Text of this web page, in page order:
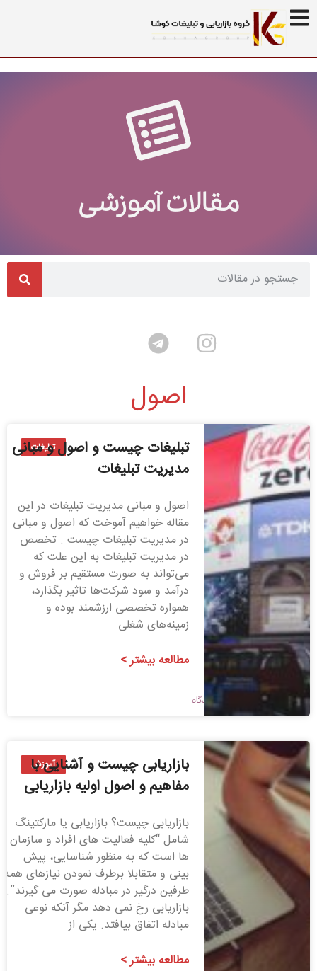
مقالات آموزشی
اصول
تبلیغات
تبلیغات چیست و اصول و مبانی
مدیریت تبلیغات
اصول و مبانی مدیریت تبلیغات در این
مقاله خواهیم آموخت که اصول و مبانی
در مدیریت تبلیغات چیست . تخصص
در مدیریت تبلیغات به این علت که
می‌تواند به صورت مستقیم بر فروش و
درآمد و سود شرکت‌ها تاثیر بگذارد،
همواره تخصصی ارزشمند بوده و
زمینه‌های شغلی
مطالعه بیشتر >
1398/09/09 بدون دیدگاه
آموزش
بازاریابی چیست و آشنایی با
مفاهیم و اصول اولیه بازاریابی
بازاریابی چیست؟ بازاریابی یا مارکتینگ
شامل “کلیه فعالیت های افراد و سازمان
ها است که به منظور شناسایی، پیش
بینی و متقابلا برطرف نمودن نیازهای همه
طرفین درگیر در مبادله صورت می گیرند”.
بازاریابی رخ نمی دهد مگر آنکه نوعی
مبادله اتفاق بیافتد. یکی از
مطالعه بیشتر >